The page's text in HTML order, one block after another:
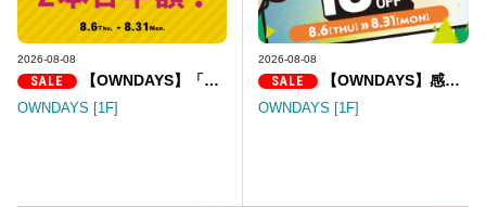
2026-08-08
SALE 【OWNDAYS】「みんなメガネ割」スタート!みんなで買うともっとお得に。
OWNDAYS [1F]
2026-08-08
SALE 【OWNDAYS】感謝を込めて「OWNDAYS THANK YOU FESTA」
OWNDAYS [1F]